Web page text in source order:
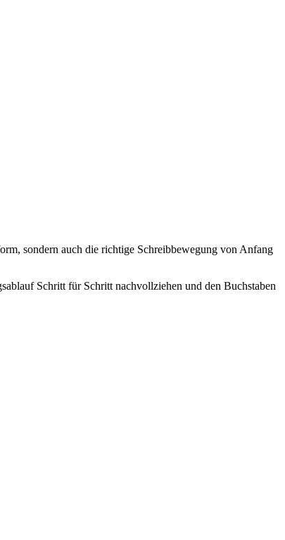
sondern auch die richtige Schreibbewegung von Anfang
Schritt für Schritt nachvollziehen und den Buchstaben